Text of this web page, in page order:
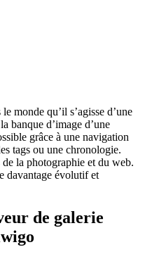
monde qu’il s’agisse d’une
banque d’image d’une
grâce à une navigation
tags ou une chronologie.
la photographie et du web.
davantage évolutif et
de galerie